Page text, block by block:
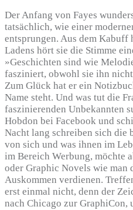
Der Anfang von Fayes
tatsächlich, wie einer
entsprungen. Aus dem Kabuff
Ladens hört sie die Stimme
»Geschichten sind wie
fasziniert, obwohl sie ihn
Zum Glück hat er ein
Name steht. Und was tut die
faszinierenden Unbekannten
Hobdon bei Facebook und
Nacht lang schreiben sich die
von sich und was ihnen im
im Bereich Werbung, möchte
oder Graphic Novels wie man
Auskommen verdienen.
erst einmal nicht, denn der
nach Chicago zur GraphiCon,